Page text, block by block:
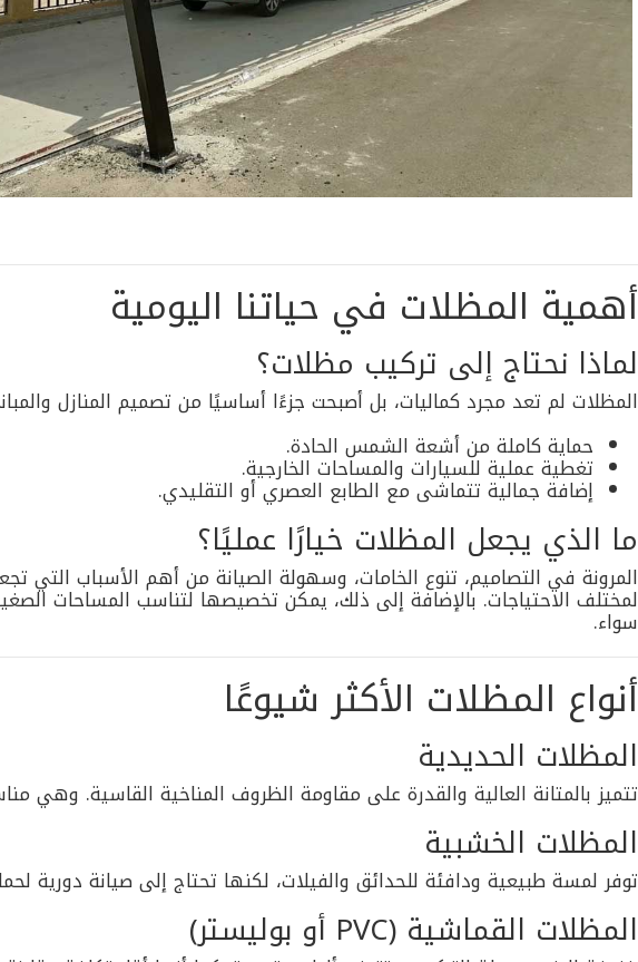
أهمية المظلات في حياتنا اليومية
لماذا نحتاج إلى تركيب مظلات؟
المظلات لم تعد مجرد كماليات، بل أصبحت جزءًا أساسيًا من تصميم المنازل
حماية كاملة من أشعة الشمس الحادة.
تغطية عملية للسيارات والمساحات الخارجية.
إضافة جمالية تتماشى مع الطابع العصري أو التقليدي.
ما الذي يجعل المظلات خيارًا عمليًا؟
المرونة في التصاميم، تنوع الخامات، وسهولة الصيانة من أهم الأسباب التي
لمختلف الاحتياجات. بالإضافة إلى ذلك، يمكن تخصيصها لتناسب المساحات
سواء.
أنواع المظلات الأكثر شيوعًا
المظلات الحديدية
تتميز بالمتانة العالية والقدرة على مقاومة الظروف المناخية القاسية. وهي
المظلات الخشبية
توفر لمسة طبيعية ودافئة للحدائق والفيلات، لكنها تحتاج إلى صيانة دورية
المظلات القماشية (PVC أو بوليستر)